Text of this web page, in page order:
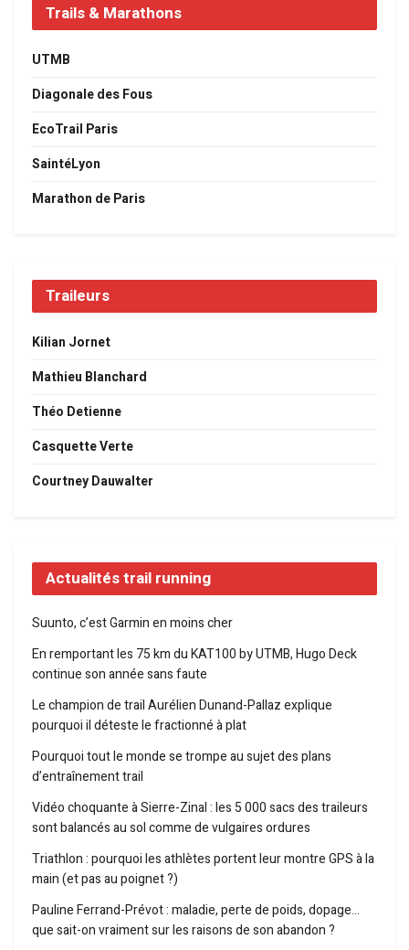
Trails & Marathons
UTMB
Diagonale des Fous
EcoTrail Paris
SaintéLyon
Marathon de Paris
Traileurs
Kilian Jornet
Mathieu Blanchard
Théo Detienne
Casquette Verte
Courtney Dauwalter
Actualités trail running
Suunto, c’est Garmin en moins cher
En remportant les 75 km du KAT100 by UTMB, Hugo Deck
continue son année sans faute
Le champion de trail Aurélien Dunand-Pallaz explique
pourquoi il déteste le fractionné à plat
Pourquoi tout le monde se trompe au sujet des plans
d’entraînement trail
Vidéo choquante à Sierre-Zinal : les 5 000 sacs des traileurs
sont balancés au sol comme de vulgaires ordures
Triathlon : pourquoi les athlètes portent leur montre GPS à la
main (et pas au poignet ?)
Pauline Ferrand-Prévot : maladie, perte de poids, dopage…
que sait-on vraiment sur les raisons de son abandon ?